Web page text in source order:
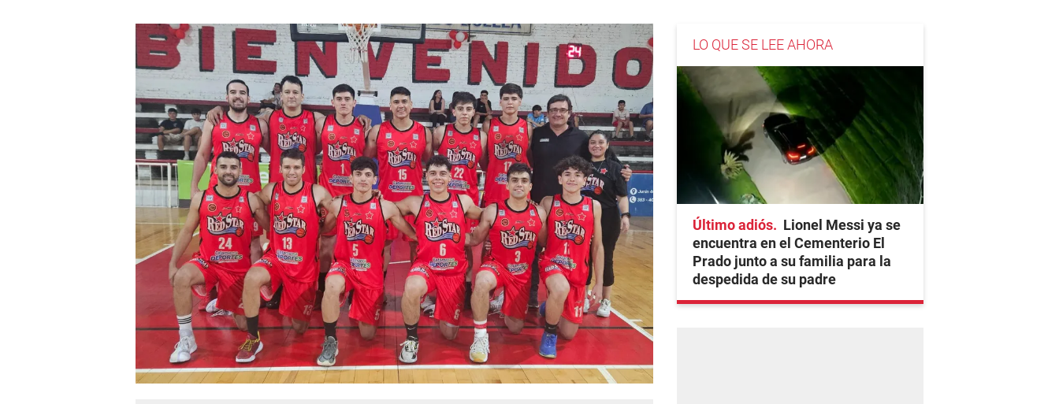
LO QUE SE LEE AHORA
Último adiós
Lionel Messi ya se
encuentra en el Cementerio El
Prado junto a su familia para la
despedida de su padre